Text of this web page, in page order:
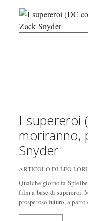
I supereroi
moriranno,
Snyder
ARTICOLO DI LEO
Qualche giorno fa
film a base di supereroi.
prosperoso futuro, a